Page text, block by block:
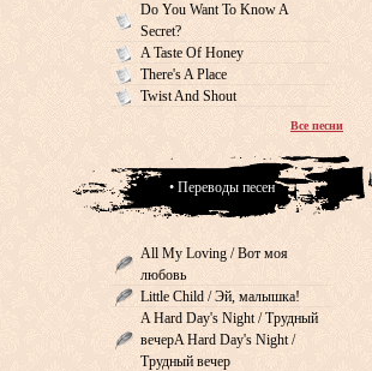
Do You Want To Know A
Secret?
A Taste Of Honey
There's A Place
Twist And Shout
Все песни
• Переводы песен
All My Loving / Вот моя
любовь
Little Child / Эй, малышка!
A Hard Day's Night / Трудный
вечерA Hard Day's Night /
Трудный вечер